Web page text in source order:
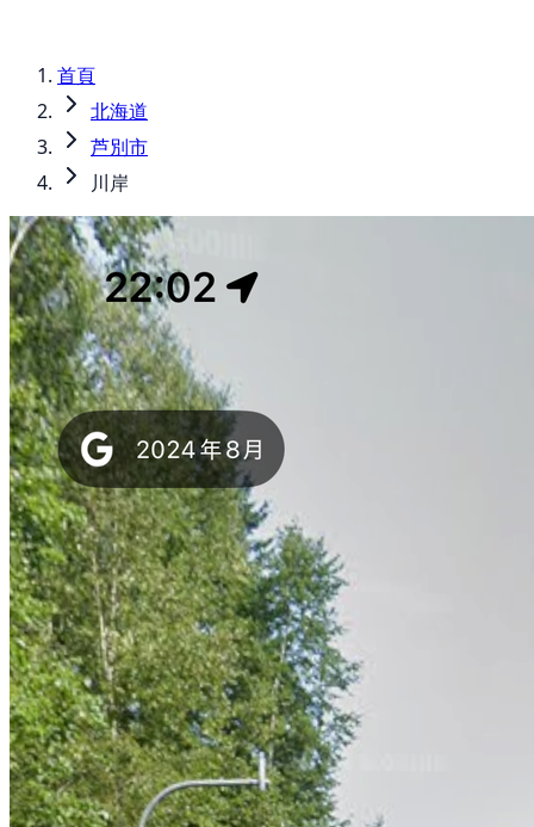
首頁
北海道
芦別市
川岸